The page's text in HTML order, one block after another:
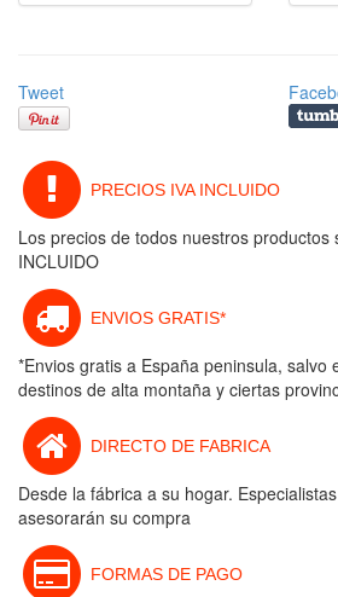
Tweet
PRECIOS IVA INCLUIDO
Los precios de todos nuestros productos
INCLUIDO
ENVIOS GRATIS*
*Envios gratis a España peninsula, salvo
destinos de alta montaña y ciertas
DIRECTO DE FABRICA
Desde la fábrica a su hogar.
asesorarán su compra
FORMAS DE PAGO